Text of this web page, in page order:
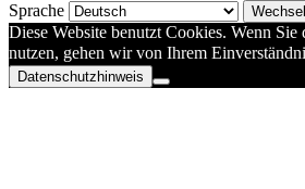
Sprache
Diese Website benutzt Cookies. Wenn Sie
nutzen, gehen wir von Ihrem
Datenschutzhinweis